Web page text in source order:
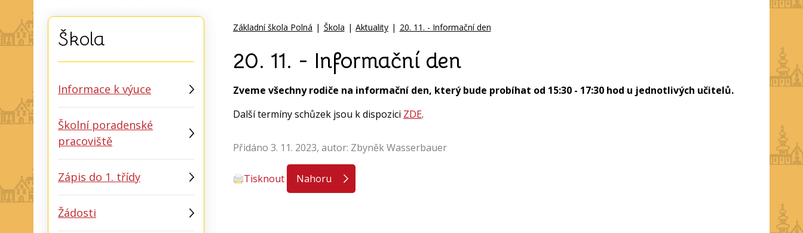
Základní škola Polná | Škola | Aktuality | 20. 11. - Informační den
20. 11. - Informační den
Zveme všechny rodiče na informační den, který bude probíhat od 15:30 - 17:30 hod u jednotlivých učitelů.
Další termíny schůzek jsou k dispozici ZDE.
Přidáno 3. 11. 2023, autor: Zbyněk Wasserbauer
Tisknout Nahoru
Škola
Informace k výuce
Školní poradenské
pracoviště
Zápis do 1. třídy
Žádosti